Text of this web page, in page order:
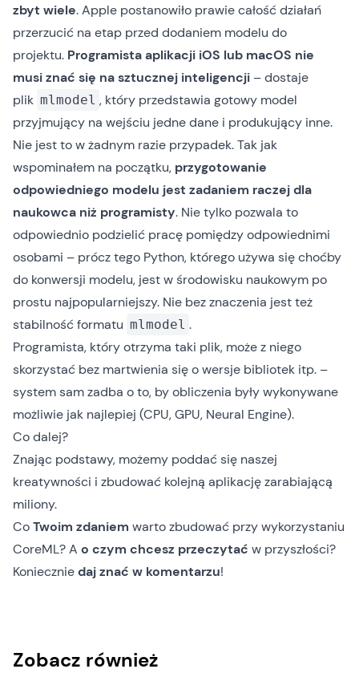
zbyt wiele. Apple postanowiło prawie całość działań
przerzucić na etap przed dodaniem modelu do
projektu. Programista aplikacji iOS lub macOS nie
musi znać się na sztucznej inteligencji – dostaje
plik mlmodel , który przedstawia gotowy model
przyjmujący na wejściu jedne dane i produkujący inne.
Nie jest to w żadnym razie przypadek. Tak jak
wspominałem na początku, przygotowanie
odpowiedniego modelu jest zadaniem raczej dla
naukowca niż programisty. Nie tylko pozwala to
odpowiednio podzielić pracę pomiędzy odpowiednimi
osobami – prócz tego Python, którego używa się choćby
do konwersji modelu, jest w środowisku naukowym po
prostu najpopularniejszy. Nie bez znaczenia jest też
stabilność formatu mlmodel .
Programista, który otrzyma taki plik, może z niego
skorzystać bez martwienia się o wersje bibliotek itp. –
system sam zadba o to, by obliczenia były wykonywane
możliwie jak najlepiej (CPU, GPU, Neural Engine).
Co dalej?
Znając podstawy, możemy poddać się naszej
kreatywności i zbudować kolejną aplikację zarabiającą
miliony.
CoTwoim zdaniem warto zbudować przy wykorzystaniu
CoreML? A o czym chcesz przeczytać w przyszłości?
Konieczniedaj znać w komentarzu!
Zobacz również